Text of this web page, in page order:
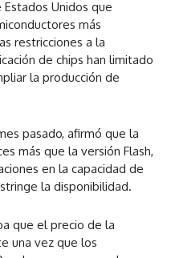
Unidos que
más
restricciones a la
de chips han limitado
la producción de
pasado, afirmó que la
más que la versión Flash,
en la capacidad de
la disponibilidad.
que el precio de la
una vez que los